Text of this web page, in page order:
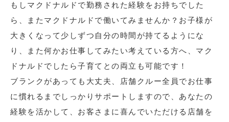
もしマクドナルドで勤務された経験をお持ちでした
ら、またマクドナルドで働いてみませんか？お子様が
大きくなって少しずつ自分の時間が持てるようにな
り、また何かお仕事してみたい考えている方へ、マク
ドナルドでしたら子育てとの両立も可能です！
ブランクがあっても大丈夫、店舗クルー全員でお仕事
に慣れるまでしっかりサポートしますので、あなたの
経験を活かして、お客さまに喜んでいただける店舗を